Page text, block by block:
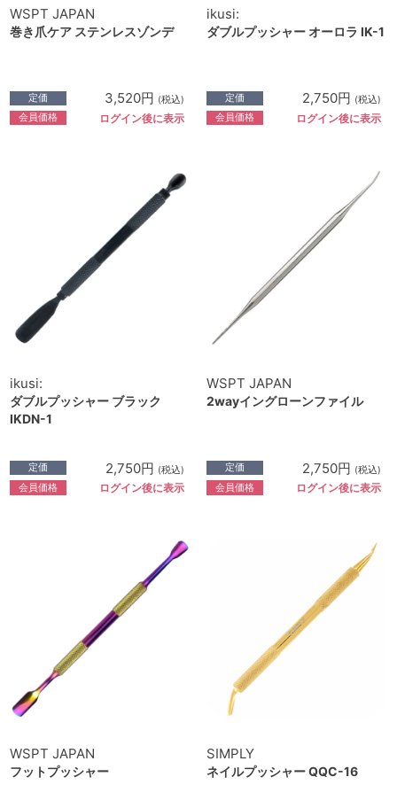
WSPT JAPAN
巻き爪ケア ステンレスゾンデ
定価 3,520円 (税込)
会員価格 ログイン後に表示
ikusi:
ダブルプッシャー オーロラ IK-1
定価 2,750円 (税込)
会員価格 ログイン後に表示
ikusi:
ダブルプッシャー ブラック
IKDN-1
定価 2,750円 (税込)
会員価格 ログイン後に表示
WSPT JAPAN
2wayイングローンファイル
定価 2,750円 (税込)
会員価格 ログイン後に表示
WSPT JAPAN
フットプッシャー
SIMPLY
ネイルプッシャー QQC-16